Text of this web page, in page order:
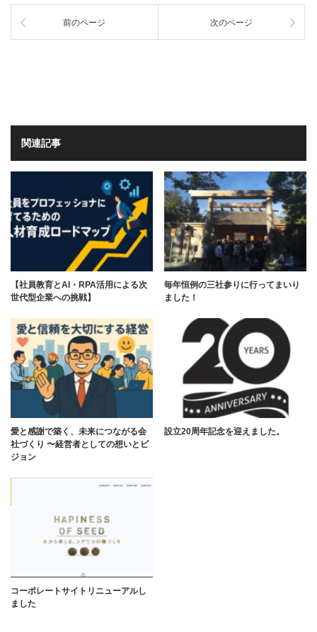
前のページ 次のページ
関連記事
【社員教育とAI・RPA活用による次
世代型企業への挑戦】
毎年恒例の三社参りに行ってまいり
ました！
愛と感謝で築く、未来につながる会
社づくり 〜経営者としての想いとビ
ジョン
設立20周年記念を迎えました。
コーポレートサイトリニューアルし
ました